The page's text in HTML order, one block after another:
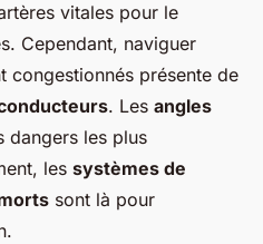
vitales pour le
Cependant, naviguer
congestionnés présente de
. Les angles
dangers les plus
les systèmes de
sont là pour